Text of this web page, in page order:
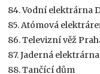
84. Vodní elektrárna
85. Atómová
86. Televizní věž
87. Jaderná
88. Tančící dům